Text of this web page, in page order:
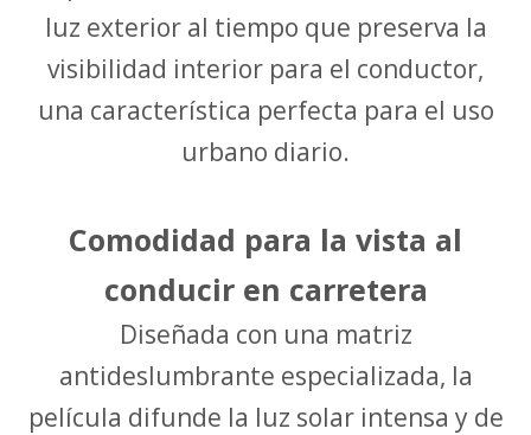
luz exterior al tiempo que preserva la
visibilidad interior para el conductor,
una característica perfecta para el uso
urbano diario.
Comodidad para la vista al
conducir en carretera
Diseñada con una matriz
antideslumbrante especializada, la
película difunde la luz solar intensa y de